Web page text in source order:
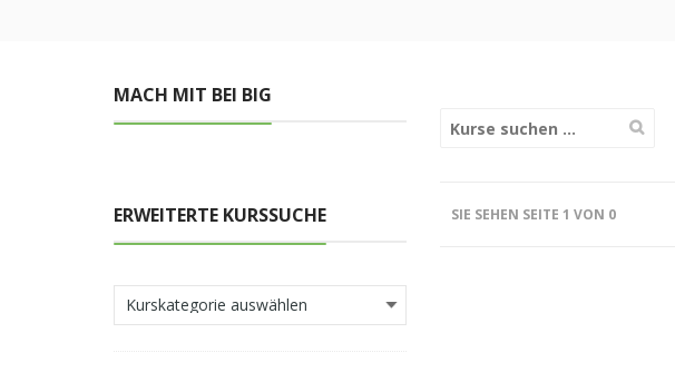
SIE SEHEN SEITE 1 VON 0
MACH MIT BEI BIG
ERWEITERTE KURSSUCHE